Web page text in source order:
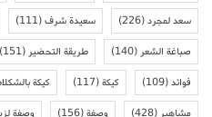
سعد لمجرد(226) سعيدة شرف(111)
صباغة الشعر(140) طريقة التحضير(151)
فوائد(109) كيكة(117) كيكة
مشاهير(428) وصفة(156) وصفة